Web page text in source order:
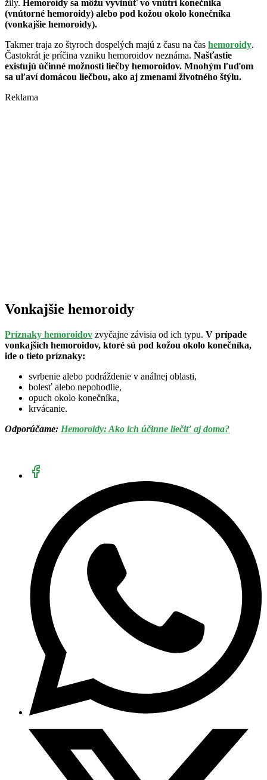
žily. Hemoroidy sa môžu vyvinúť vo vnútri konečníka
(vnútorné hemoroidy) alebo pod kožou okolo konečníka
(vonkajšie hemoroidy).
Takmer traja zo štyroch dospelých majú z času na čas hemoroidy.
Častokrát je príčina vzniku hemoroidov neznáma. Našťastie
existujú účinné možnosti liečby hemoroidov. Mnohým ľuďom
sa uľaví domácou liečbou, ako aj zmenami životného štýlu.
Reklama
Vonkajšie hemoroidy
Príznaky hemoroidov zvyčajne závisia od ich typu. V prípade
vonkajších hemoroidov, ktoré sú pod kožou okolo konečníka,
ide o tieto príznaky:
svrbenie alebo podráždenie v análnej oblasti,
bolesť alebo nepohodlie,
opuch okolo konečníka,
krvácanie.
Odporúčame: Hemoroidy: Ako ich účinne liečiť aj doma?